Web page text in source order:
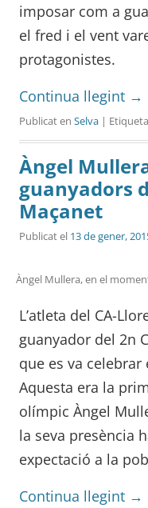
imposar com a
el fred i el vent
protagonistes.
Continua llegint →
Publicat en Selva |
Àngel
guanyadors
Maçanet
Publicat el 13 de gener,
Àngel Mullera, en el
L’atleta del CA-
guanyador del 2n
que es va
Aquesta era la
olímpic Àngel
la seva presència
expectació a la
Continua llegint →